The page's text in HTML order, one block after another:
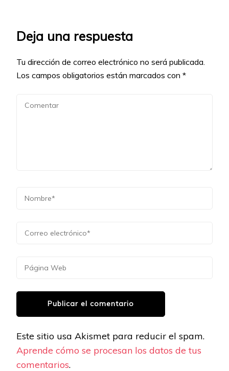
Deja una respuesta
Tu dirección de correo electrónico no será publicada.
Los campos obligatorios están marcados con *
Este sitio usa Akismet para reducir el spam.
Aprende cómo se procesan los datos de tus
comentarios.